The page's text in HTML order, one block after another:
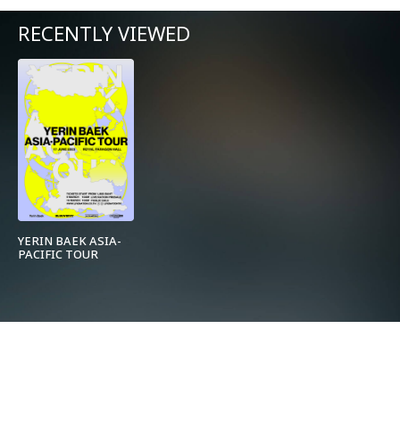
RECENTLY VIEWED
YERIN BAEK ASIA-
PACIFIC TOUR